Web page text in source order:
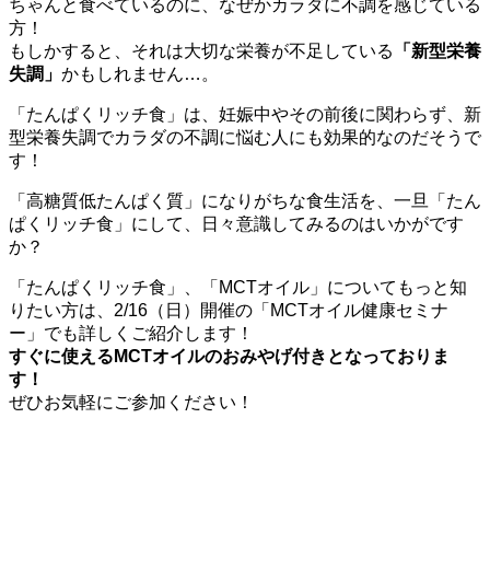
ちゃんと食べているのに、なぜかカラダに不調を感じている
方！
もしかすると、それは大切な栄養が不足している
「新型栄養
失調」 かもしれません…。
「たんぱくリッチ食」は、妊娠中やその前後に関わらず、新
型栄養失調でカラダの不調に悩む人にも効果的なのだそうで
す！
「高糖質低たんぱく質」になりがちな食生活を、一旦「たん
ぱくリッチ食」にして、日々意識してみるのはいかがです
か？
「たんぱくリッチ食」、「MCTオイル」についてもっと知
りたい方は、2/16（日）開催の「MCTオイル健康セミナ
ー」でも詳しくご紹介します！
すぐに使えるMCTオイルのおみやげ付きとなっておりま
す！
ぜひお気軽にご参加ください！